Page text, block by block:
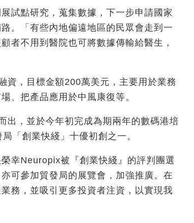
試點研究，蒐集數據，下一步申請國家
。「有些內地偏遠地區的民眾會走到一
者不用到醫院也可將數據傳輸給醫生，
，目標金額200萬美元，主要用於業務
、把產品應用於中風康復等。
出，並於今年初完成為期兩年的數碼港培
「創業快綫」十優初創之一。
幸Neuropix被『創業快綫』的評判團選
可參加貿發局的展覽會，加強推廣。在
務，並吸引更多投資者注資，以實現我